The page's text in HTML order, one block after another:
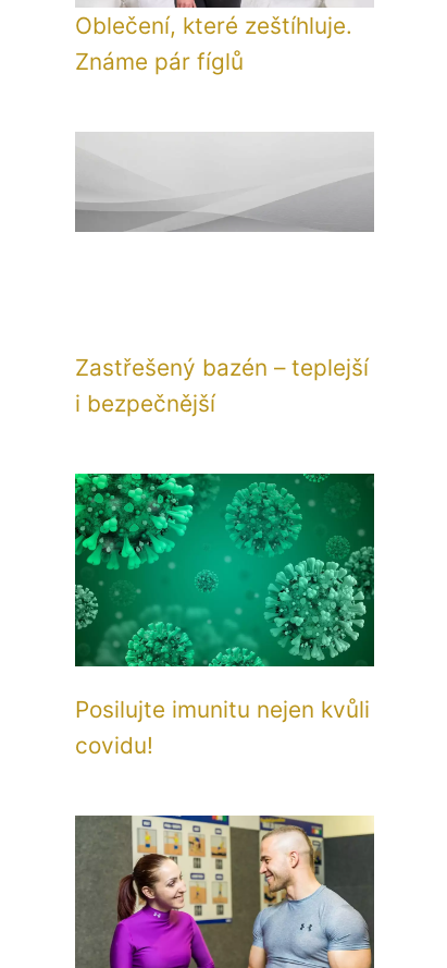
Oblečení, které zeštíhluje.
Známe pár fíglů
Zastřešený bazén – teplejší
i bezpečnější
Posilujte imunitu nejen kvůli
covidu!